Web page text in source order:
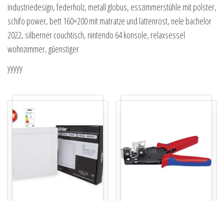
industriedesign, federholz, metall globus, esszimmerstühle mit polster,
schifo power, bett 160×200 mit matratze und lattenrost, nele bachelor
2022, silberner couchtisch, nintendo 64 konsole, relaxsessel
wohnzimmer, güenstiger
yyyyy